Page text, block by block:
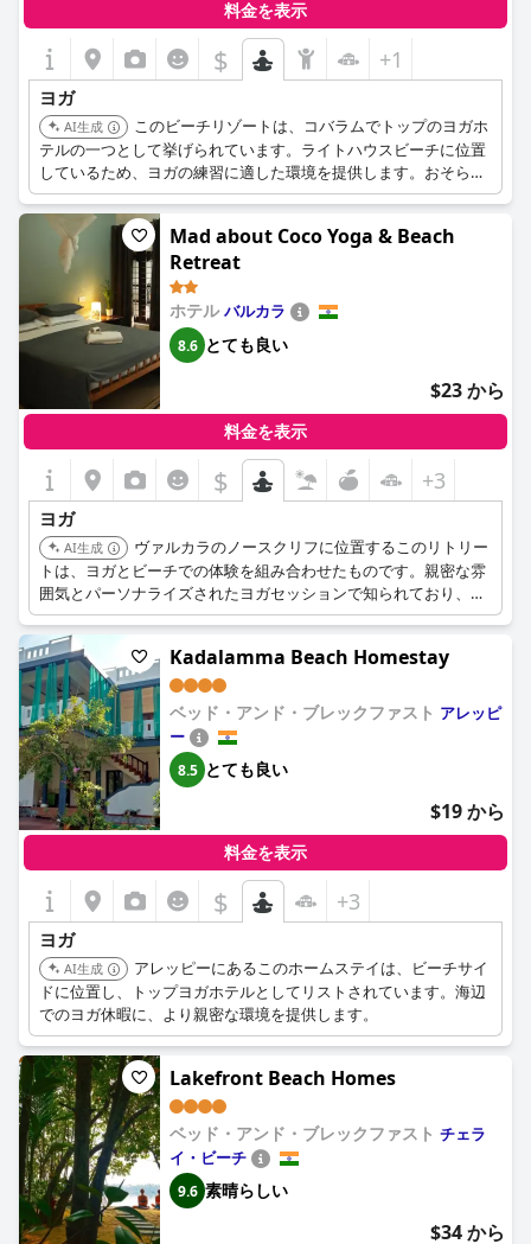
料金を表示
$ +1
ヨガ
AI生成
このビーチリゾートは、コバラムでトップのヨガホ
テルの一つとして挙げられています。ライトハウスビーチに位置
しているため、ヨガの練習に適した環境を提供します。おそらく
ヨガクラスや施設をゲストに提供しています。
Mad about Coco Yoga & Beach
Retreat
ホテルバルカラ
8.6 とても良い
$23 から
料金を表示
$ +3
ヨガ
AI生成
ヴァルカラのノースクリフに位置するこのリトリー
トは、ヨガとビーチでの体験を組み合わせたものです。親密な雰
囲気とパーソナライズされたヨガセッションで知られており、集
中的でリラックスできるリトリートを求める人に最適です。
Kadalamma Beach Homestay
ベッド・アンド・ブレックファスト アレッピ
ー
8.5 とても良い
$19 から
料金を表示
$ +3
ヨガ
AI生成
アレッピーにあるこのホームステイは、ビーチサイ
ドに位置し、トップヨガホテルとしてリストされています。海辺
でのヨガ休暇に、より親密な環境を提供します。
Lakefront Beach Homes
ベッド・アンド・ブレックファスト チェラ
イ・ビーチ
9.6 素晴らしい
$34 から